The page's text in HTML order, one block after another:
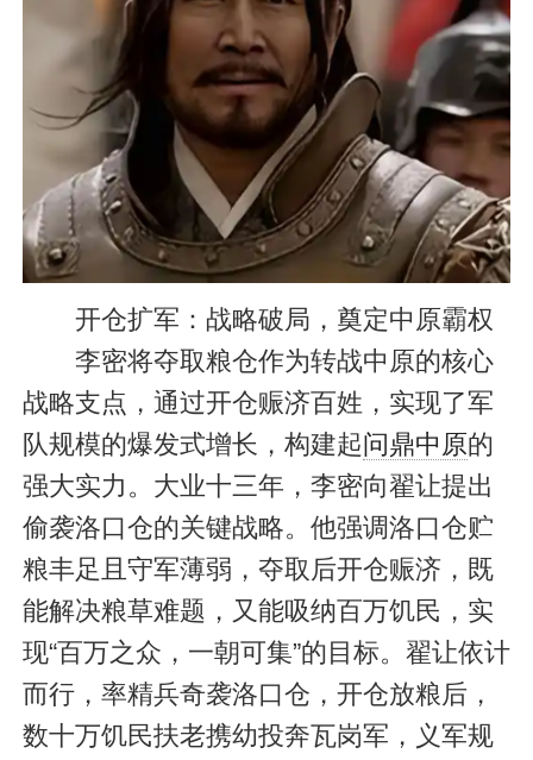
开仓扩军：战略破局，奠定中原霸权
李密将夺取粮仓作为转战中原的核心
战略支点，通过开仓赈济百姓，实现了军
队规模的爆发式增长，构建起问鼎中原的
强大实力。大业十三年，李密向翟让提出
偷袭洛口仓的关键战略。他强调洛口仓贮
粮丰足且守军薄弱，夺取后开仓赈济，既
能解决粮草难题，又能吸纳百万饥民，实
现“百万之众，一朝可集”的目标。翟让依计
而行，率精兵奇袭洛口仓，开仓放粮后，
数十万饥民扶老携幼投奔瓦岗军，义军规